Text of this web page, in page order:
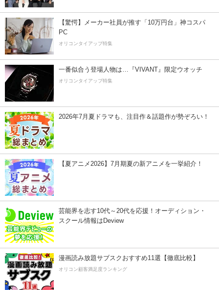
【驚愕】メーカー社員が推す「10万円台」神コスパ
PC
オリコンタイアップ特集
一番似合う登場人物は…『VIVANT』限定ウオッチ
オリコンタイアップ特集
2026年7月夏ドラマも、注目作＆話題作が勢ぞろい！
【夏アニメ2026】7月期夏の新アニメを一挙紹介！
芸能界を志す10代～20代を応援！オーディション・
スクール情報はDeview
漫画読み放題サブスクおすすめ11選【徹底比較】
オリコン顧客満足度ランキング